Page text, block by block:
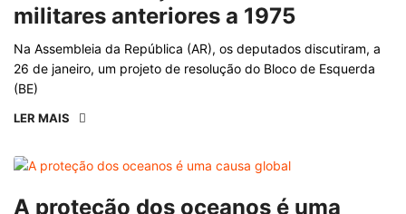
militares anteriores a 1975
Na Assembleia da República (AR), os deputados discutiram, a
26 de janeiro, um projeto de resolução do Bloco de Esquerda
(BE)
LER MAIS
A proteção dos oceanos é uma